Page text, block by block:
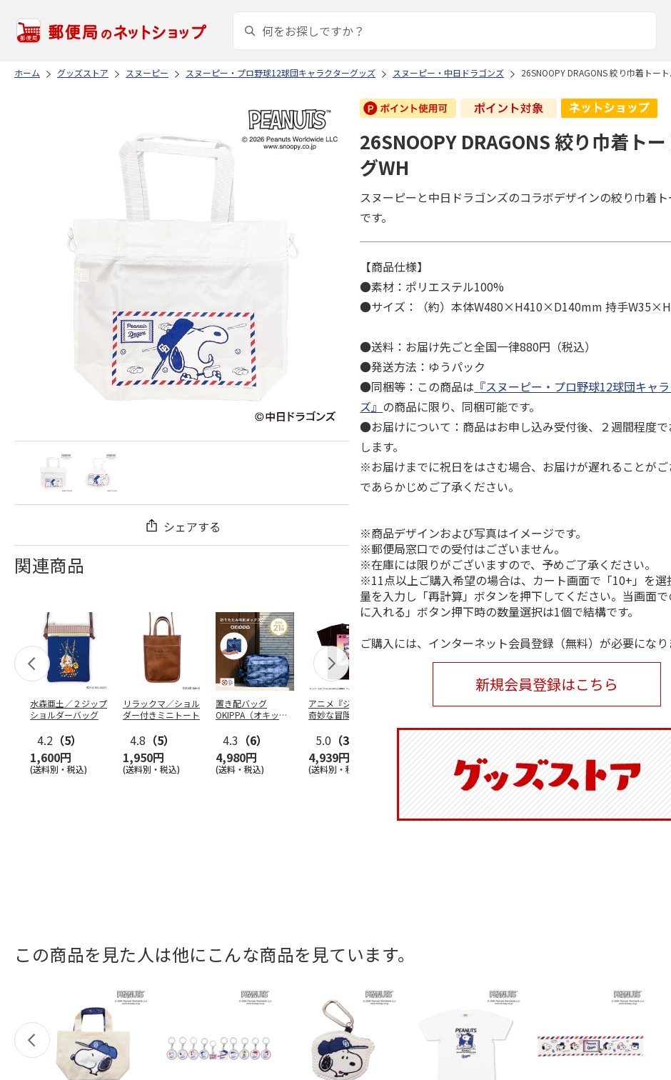
ホーム グッズストア スヌーピー スヌーピー・プロ野球12球団キャラクターグッズ スヌーピー・中日ドラゴンズ 26SNOOPY DRAGONS 絞り巾着トー
シェアする
関連商品
水森亜土／２ジップ
ショルダーバッグ
4.2 （5）
1,600円
(送料別・税込)
リラックマ／ショル
ダー付きミニトート
4.8 （5）
1,950円
(送料別・税込)
置き配バッグ
OKIPPA（オキッ
4.3 （6）
4,980円
(送料・税込)
アニメ『ジョジョの
奇妙な冒険 黄金の
5.0 （3）
4,939円
(送料別・税込)
コジコジ／ショルダ
4.5 （6）
1,760円
(送料別・税込)
POSTIES オリジナ
3,080円
(送料別・税込)
アニメ『ジョジョの
風』CITY POP…
4.8（4）
3,839円
(送料別・税込)
26SNOOPY DRAGONS 絞り巾着ト
グWH
スヌーピーと中日ドラゴンズのコラボデザインの絞り巾着
です。
【商品仕様】
●素材：ポリエステル100%
●サイズ：（約）本体W480×H410×D140mm 持手
●送料：お届け先ごと全国一律880円（税込）
●発送方法：ゆうパック
●同梱等：この商品は 『スヌーピー・プロ野球12球団キャ
ズ』 の商品に限り、同梱可能です。
●お届けについて：商品はお申し込み受付後、２週間程度で
します。
※お届けまでに祝日をはさむ場合、お届けが遅れることが
であらかじめご了承ください。
※商品デザインおよび写真はイメージです。
※郵便局窓口での受付はございません。
※在庫には限りがございますので、予めご了承ください。
※11点以上ご購入希望の場合は、カート画面で「10+」を選
量を入力し「再計算」ボタンを押下してください。当画面
に入れる」ボタン押下時の数量選択は1個で結構です。
ご購入には、インターネット会員登録（無料）が必要になり
新規会員登録はこちら
この商品を見た人は他にこんな商品を見ています。